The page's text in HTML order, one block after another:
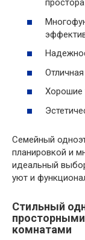
Хорошие
Семейный
планировкой и
идеальный
уют и
Стильный
комнатами